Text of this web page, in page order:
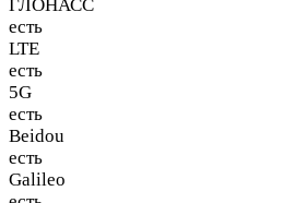
ГЛОНАСС
есть
LTE
есть
5G
есть
Beidou
есть
Galileo